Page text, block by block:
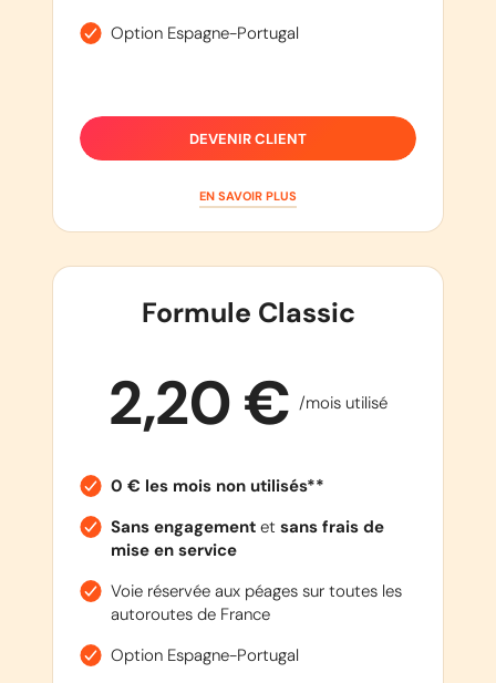
Option Espagne-Portugal
DEVENIR CLIENT
EN SAVOIR PLUS
Formule Classic
2,20 € /mois utilisé
0 € les mois non utilisés**
Sans engagementet sans frais de
mise en service
Voie réservée aux péages sur toutes les
autoroutes de France
Option Espagne-Portugal